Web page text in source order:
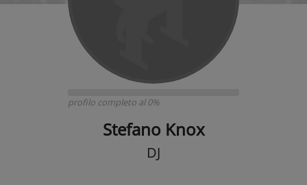
profilo completo al 0%
Stefano Knox
DJ